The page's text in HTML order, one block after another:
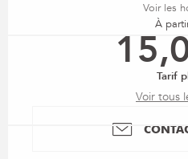
Voir les
À
Tarif
Voir tous